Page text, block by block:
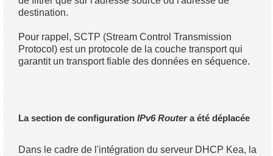
destination.
Pour rappel, SCTP (Stream Control Transmission
Protocol) est un protocole de la couche transport qui
garantit un transport fiable des données en séquence.
La section de configurationIPv6 Routera été déplacée
Dans le cadre de l'intégration du serveur DHCP Kea, la